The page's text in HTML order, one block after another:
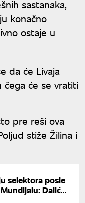
sastanaka,
konačno
ostaje u
da će Livaja
će se vratiti
pre reši ova
stiže Žilina i
selektora posle
Dalić